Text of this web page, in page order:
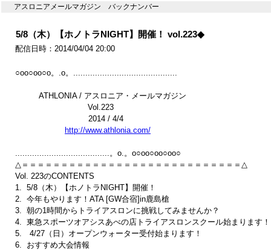
アスロニアメールマガジン バックナンバー
5/8（木）【ホノトラNIGHT】開催！ vol.223◆
配信日時：2014/04/04 20:00
○oo○oo○o。.o。...........................................
ATHLONIA / アスロニア・メールマガジン
Vol.223
2014 / 4/4
http://www.athlonia.com/
.......................................。o.。o○oo○oo○oo○
△＝＝＝＝＝＝＝＝＝＝＝＝＝＝＝＝＝＝＝＝＝＝＝＝＝＝＝＝△
Vol. 223のCONTENTS
1.  5/8（木）【ホノトラNIGHT】開催！
2.  今年もやります！ATA [GW合宿]in鹿島槍
3.  朝の1時間からトライアスロンに挑戦してみませんか？
4.  東急スポーツオアシスあべの店トライアスロンスクール始まります！
5.　4/27（日）オープンウォーター受付始まります！
6.  おすすめ大会情報